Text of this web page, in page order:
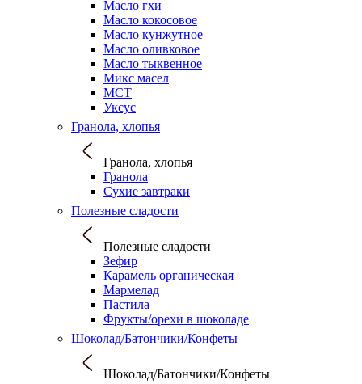
Масло гхи
Масло кокосовое
Масло кунжутное
Масло оливковое
Масло тыквенное
Микс масел
МСТ
Уксус
Гранола, хлопья
Гранола, хлопья
Гранола
Сухие завтраки
Полезные сладости
Полезные сладости
Зефир
Карамель органическая
Мармелад
Пастила
Фрукты/орехи в шоколаде
Шоколад/Батончики/Конфеты
Шоколад/Батончики/Конфеты